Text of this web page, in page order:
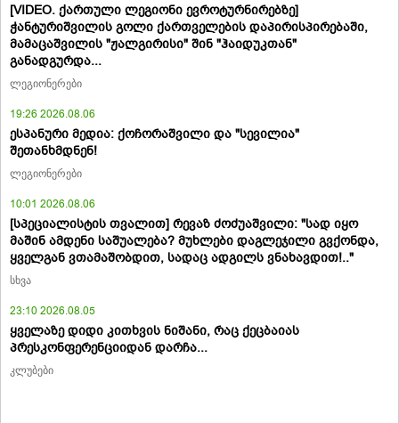
[VIDEO. ქართული ლეგიონი ევროტურნირებზე]
ჭანტურიშვილის გოლი ქართველების დაპირისპირებაში,
მამაცაშვილის "ჟალგირისი" შინ "ჰაიდუკთან"
განადგურდა...
ლეგიონერები
19:26 2026.08.06
ესპანური მედია: ქოჩორაშვილი და "სევილია"
შეთანხმდნენ!
ლეგიონერები
10:01 2026.08.06
[სპეციალისტის თვალით] რევაზ ძოძუაშვილი: "სად იყო
მაშინ ამდენი საშუალება? მუხლები დაგლეჯილი გვქონდა,
ყველგან ვთამაშობდით, სადაც ადგილს ვნახავდით!.."
სხვა
23:10 2026.08.05
ყველაზე დიდი კითხვის ნიშანი, რაც ქეცბაიას
პრესკონფერენციიდან დარჩა...
კლუბები